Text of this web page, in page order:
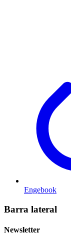
Engebook
Barra lateral
Newsletter